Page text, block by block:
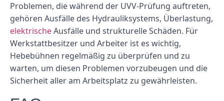
Problemen, die während der UVV-Prüfung auftreten,
gehören Ausfälle des Hydrauliksystems, Überlastung,
elektrischeAusfälle und strukturelle Schäden. Für
Werkstattbesitzer und Arbeiter ist es wichtig,
Hebebühnen regelmäßig zu überprüfen und zu
warten, um diesen Problemen vorzubeugen und die
Sicherheit aller am Arbeitsplatz zu gewährleisten.